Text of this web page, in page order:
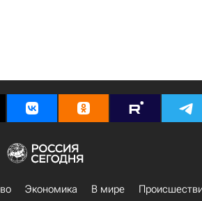
Экономика В мире